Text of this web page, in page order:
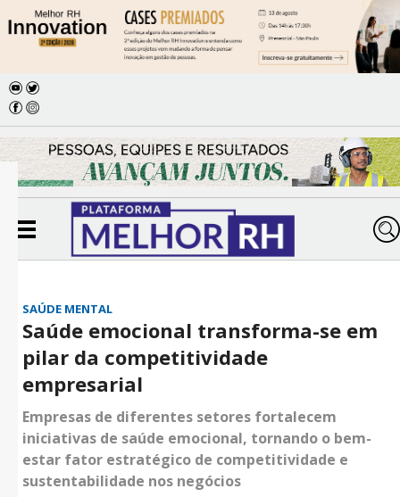
SAÚDE MENTAL
Saúde emocional transforma-se em
pilar da competitividade
empresarial
Empresas de diferentes setores fortalecem
iniciativas de saúde emocional, tornando o bem-
estar fator estratégico de competitividade e
sustentabilidade nos negócios